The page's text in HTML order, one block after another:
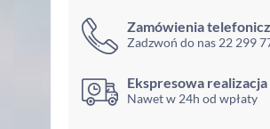
Zamówienia
Zadzwoń do nas 22 299
Ekspresowa realizacja
Nawet w 24h od wpłaty